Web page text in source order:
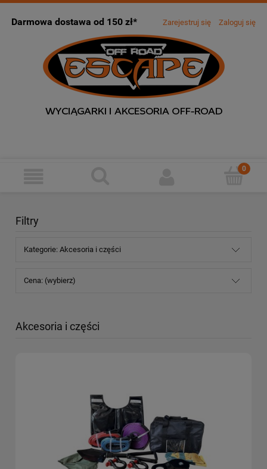
Darmowa dostawa od 150 zł* Zarejestruj się Zaloguj się
Filtry
Kategorie: Akcesoria i części
Cena: (wybierz)
Akcesoria i części